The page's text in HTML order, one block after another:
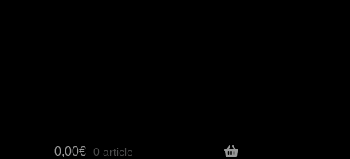
0,00€ 0 article